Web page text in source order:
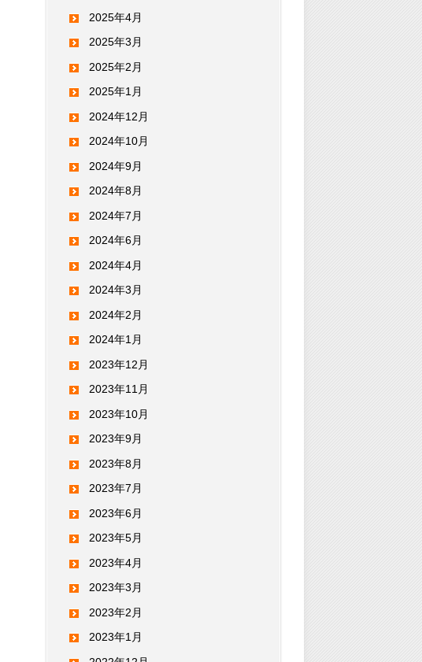
2025年4月
2025年3月
2025年2月
2025年1月
2024年12月
2024年10月
2024年9月
2024年8月
2024年7月
2024年6月
2024年4月
2024年3月
2024年2月
2024年1月
2023年12月
2023年11月
2023年10月
2023年9月
2023年8月
2023年7月
2023年6月
2023年5月
2023年4月
2023年3月
2023年2月
2023年1月